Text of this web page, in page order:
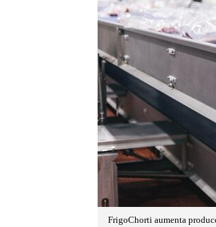
FrigoChorti aumenta